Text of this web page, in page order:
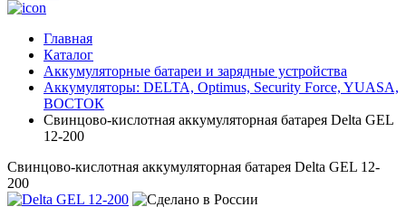
Главная
Каталог
Аккумуляторные батареи и зарядные устройства
Аккумуляторы: DELTA, Optimus, Security Force, YUASA,
ВОСТОК
Свинцово-кислотная аккумуляторная батарея Delta GEL
12-200
Свинцово-кислотная аккумуляторная батарея Delta GEL 12-
200